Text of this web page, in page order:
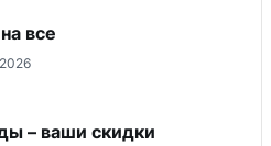
все
– ваши скидки